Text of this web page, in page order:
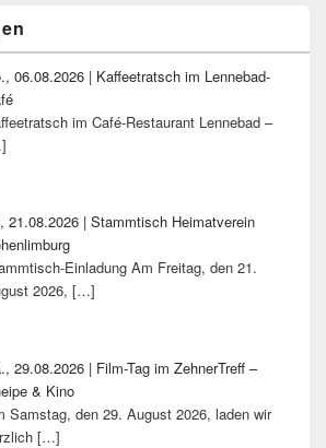
06.08.2026 | Kaffeetratsch im Lennebad-
im Café-Restaurant Lennebad –
21.08.2026 | Stammtisch Heimatverein
Einladung Am Freitag, den 21.
2026, […]
29.08.2026 | Film-Tag im ZehnerTreff –
& Kino
Samstag, den 29. August 2026, laden wir
[…]